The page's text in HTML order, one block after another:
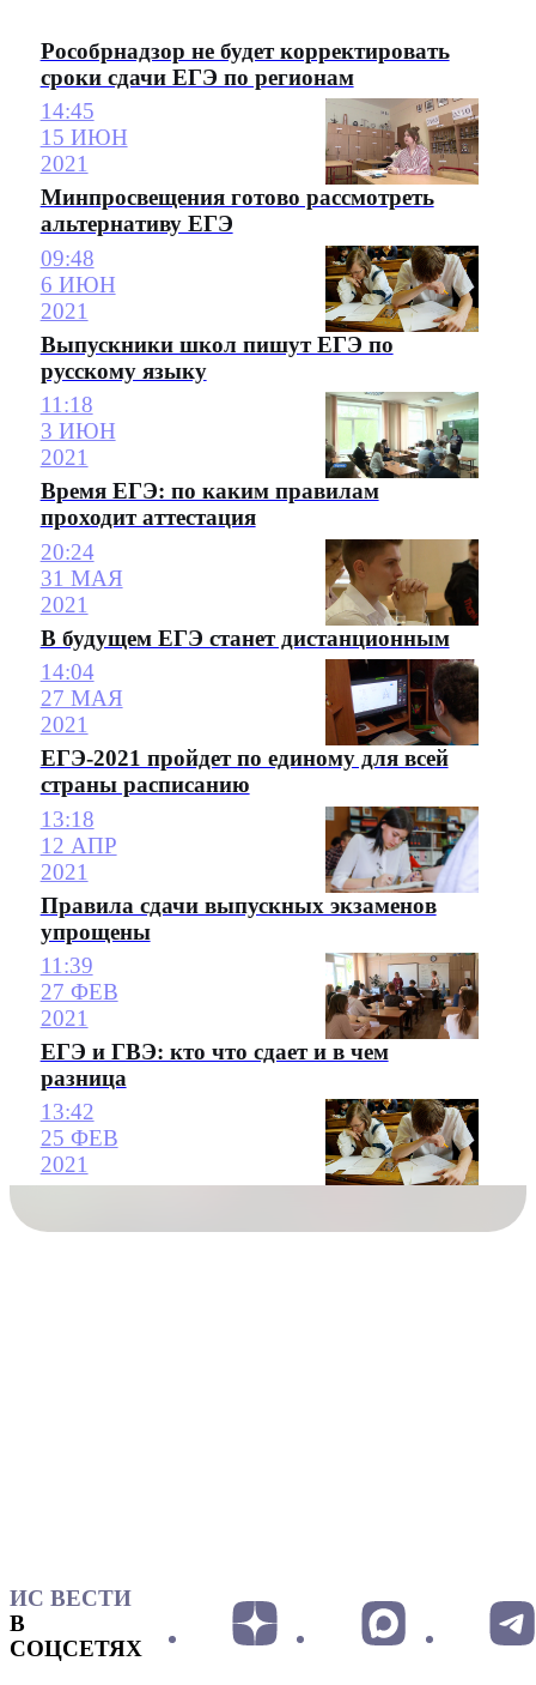
Рособрнадзор не будет корректировать
сроки сдачи ЕГЭ по регионам
14:45
15 ИЮН
2021
Минпросвещения готово рассмотреть
альтернативу ЕГЭ
09:48
6 ИЮН
2021
Выпускники школ пишут ЕГЭ по
русскому языку
11:18
3 ИЮН
2021
Время ЕГЭ: по каким правилам
проходит аттестация
20:24
31 МАЯ
2021
В будущем ЕГЭ станет дистанционным
14:04
27 МАЯ
2021
ЕГЭ-2021 пройдет по единому для всей
страны расписанию
13:18
12 АПР
2021
Правила сдачи выпускных экзаменов
упрощены
11:39
27 ФЕВ
2021
ЕГЭ и ГВЭ: кто что сдает и в чем
разница
13:42
25 ФЕВ
2021
ИС ВЕСТИ
В
СОЦСЕТЯХ